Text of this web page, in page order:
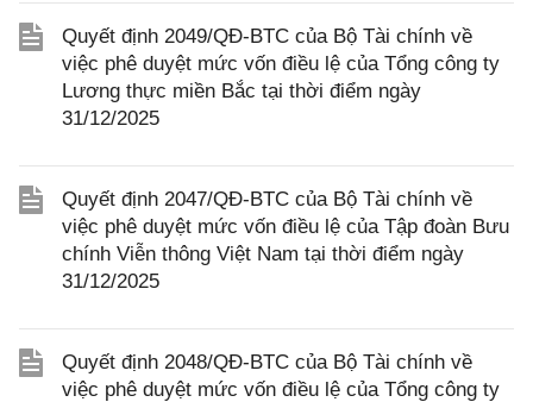
Quyết định 2049/QĐ-BTC của Bộ Tài chính về
việc phê duyệt mức vốn điều lệ của Tổng công ty
Lương thực miền Bắc tại thời điểm ngày
31/12/2025
Quyết định 2047/QĐ-BTC của Bộ Tài chính về
việc phê duyệt mức vốn điều lệ của Tập đoàn Bưu
chính Viễn thông Việt Nam tại thời điểm ngày
31/12/2025
Quyết định 2048/QĐ-BTC của Bộ Tài chính về
việc phê duyệt mức vốn điều lệ của Tổng công ty